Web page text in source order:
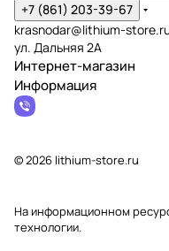
+7 (861) 203-39-67
krasnodar@lithium-
ул. Дальняя 2А
Интернет-магазин
Информация
© 2026 lithium-store.ru
На информационном
технологии.